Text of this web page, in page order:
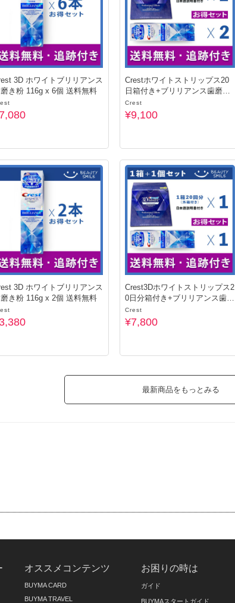
3D ホワイトブリリアンス
き粉 116g x 6個 送料無料
Crestホワイトストリップス20
日箱付き+ブリリアンス歯磨き
粉x2個
Crest
¥9,100
3D ホワイトブリリアンス
き粉 116g x 2個 送料無料
Crest3Dホワイトストリップス2
0日分箱付き+ブリリアンス歯磨
き粉
Crest
¥7,800
最新商品をもっとみる
オススメコンテンツ
BUYMA CARD
BUYMA TRAVEL
お困りの時は
ガイド
BUYMAスタートガイド